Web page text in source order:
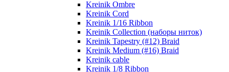
Kreinik Ombre
Kreinik Cord
Kreinik 1/16 Ribbon
Kreinik Collection (наборы ниток)
Kreinik Tapestry (#12) Braid
Kreinik Medium (#16) Braid
Kreinik cable
Kreinik 1/8 Ribbon